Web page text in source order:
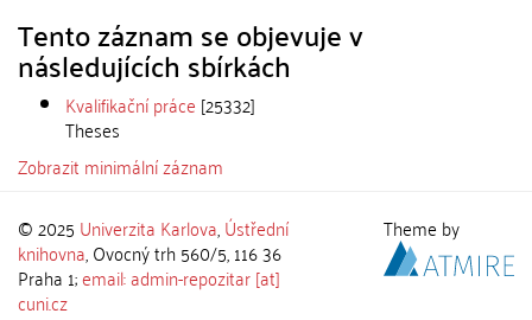
Tento záznam se objevuje v
následujících sbírkách
Kvalifikační práce [25332]
Theses
Zobrazit minimální záznam
© 2025 Univerzita Karlova,Ústřední
knihovna, Ovocný trh 560/5, 116 36
Praha 1;email: admin-repozitar [at]
cuni.cz
Theme by